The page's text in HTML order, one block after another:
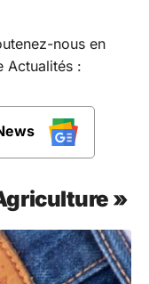
nous en
Actualités :
»